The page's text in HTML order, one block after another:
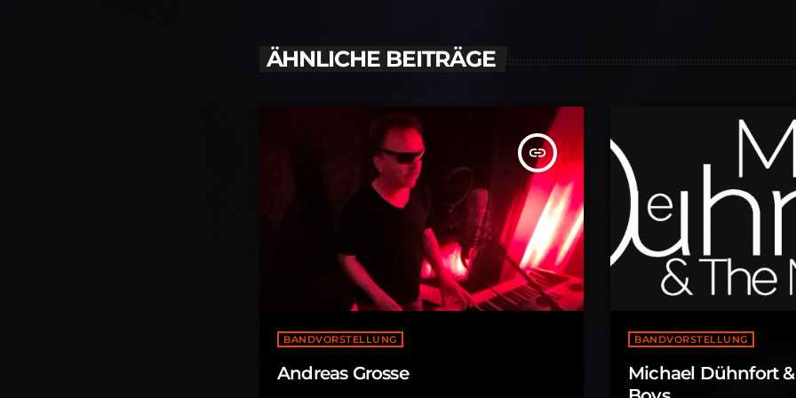
ÄHNLICHE BEITRÄGE
insert_link
BANDVORSTELLUNG
Andreas Grosse
BANDVORSTELLUNG
Michael Dühnfort